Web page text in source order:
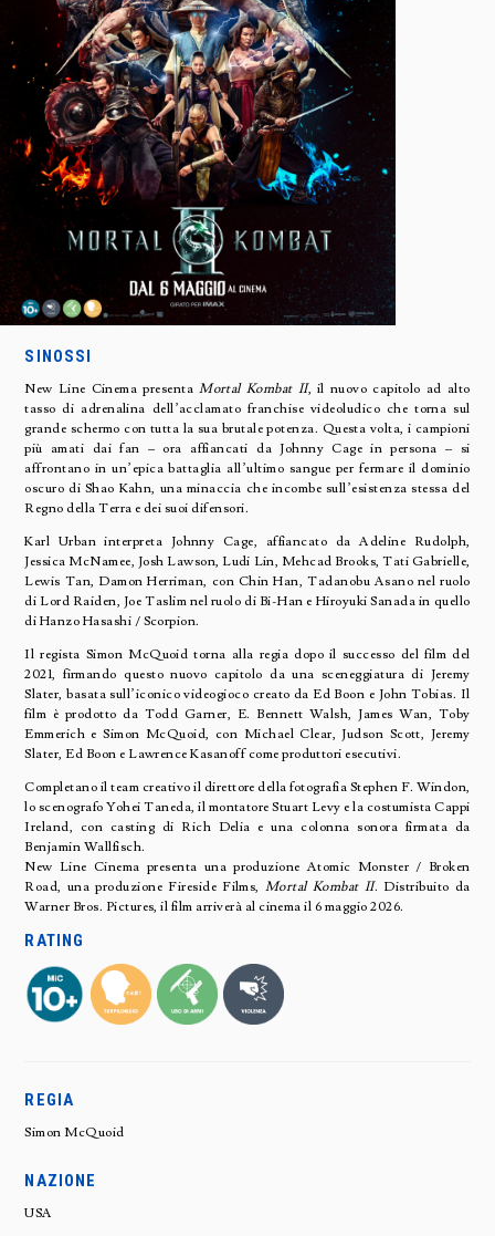
SINOSSI
New Line Cinema presentaMortal Kombat II, il nuovo capitolo ad alto
tasso di adrenalina dell’acclamato franchise videoludico che torna sul
grande schermo con tutta la sua brutale potenza. Questa volta, i campioni
più amati dai fan – ora affiancati da Johnny Cage in persona – si
affrontano in un’epica battaglia all’ultimo sangue per fermare il dominio
oscuro di Shao Kahn, una minaccia che incombe sull’esistenza stessa del
Regno della Terra e dei suoi difensori.
Karl Urban interpreta Johnny Cage, affiancato da Adeline Rudolph,
Jessica McNamee, Josh Lawson, Ludi Lin, Mehcad Brooks, Tati Gabrielle,
Lewis Tan, Damon Herriman, con Chin Han, Tadanobu Asano nel ruolo
di Lord Raiden, Joe Taslim nel ruolo di Bi-Han e Hiroyuki Sanada in quello
di Hanzo Hasashi / Scorpion.
Il regista Simon McQuoid torna alla regia dopo il successo del film del
2021, firmando questo nuovo capitolo da una sceneggiatura di Jeremy
Slater, basata sull’iconico videogioco creato da Ed Boon e John Tobias. Il
film è prodotto da Todd Garner, E. Bennett Walsh, James Wan, Toby
Emmerich e Simon McQuoid, con Michael Clear, Judson Scott, Jeremy
Slater, Ed Boon e Lawrence Kasanoff come produttori esecutivi.
Completano il team creativo il direttore della fotografia Stephen F. Windon,
lo scenografo Yohei Taneda, il montatore Stuart Levy e la costumista Cappi
Ireland, con casting di Rich Delia e una colonna sonora firmata da
Benjamin Wallfisch.
New Line Cinema presenta una produzione Atomic Monster / Broken
Road, una produzione Fireside Films, Mortal Kombat II. Distribuito da
Warner Bros. Pictures, il film arriverà al cinema il 6 maggio 2026.
RATING
REGIA
Simon McQuoid
NAZIONE
USA